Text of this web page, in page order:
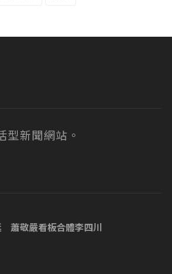
新聞網站。
蕭敬嚴看板合體李四川